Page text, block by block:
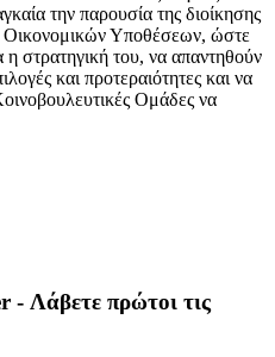
την παρουσία της διοίκησης
Οικονομικών Υποθέσεων, ώστε
η στρατηγική του, να απαντηθούν
και προτεραιότητες και να
Ομάδες να
- Λάβετε πρώτοι τις